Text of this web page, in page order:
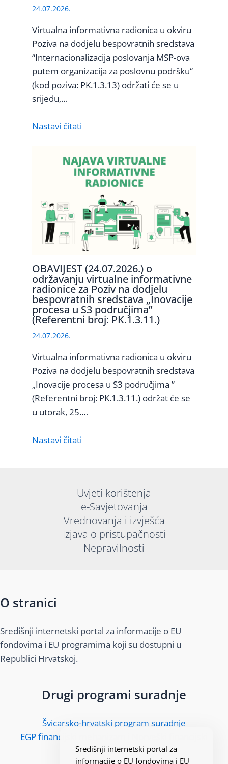
24.07.2026.
Virtualna informativna radionica u okviru
Poziva na dodjelu bespovratnih sredstava
“Internacionalizacija poslovanja MSP-ova
putem organizacija za poslovnu podršku“
(kod poziva: PK.1.3.13) održati će se u
srijedu,…
Nastavi čitati
OBAVIJEST (24.07.2026.) o
održavanju virtualne informativne
radionice za Poziv na dodjelu
bespovratnih sredstava „Inovacije
procesa u S3 područjima”
(Referentni broj: PK.1.3.11.)
24.07.2026.
Virtualna informativna radionica u okviru
Poziva na dodjelu bespovratnih sredstava
„Inovacije procesa u S3 područjima ”
(Referentni broj: PK.1.3.11.) održat će se
u utorak, 25.…
Nastavi čitati
Uvjeti korištenja
e-Savjetovanja
Vrednovanja i izvješća
Izjava o pristupačnosti
Nepravilnosti
O stranici
Središnji internetski portal za informacije o EU
fondovima i EU programima koji su dostupni u
Republici Hrvatskoj.
Drugi programi suradnje
Švicarsko-hrvatski program suradnje
EGP financijski mehanizam i Norveški financijski
mehanizam
Središnji internetski portal za
informacije o EU fondovima i EU